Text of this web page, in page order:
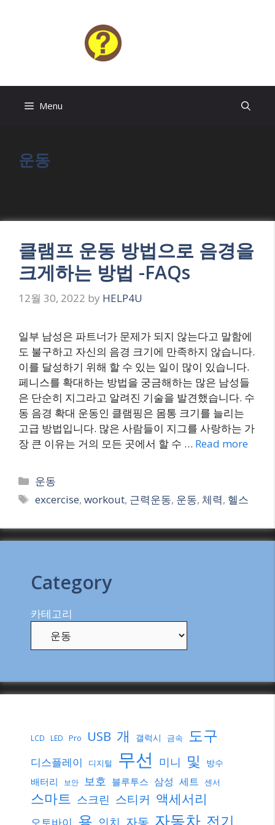
Menu
운동
클램프 운동 방법으로 음경을
크게하는 방법 -FAQs
12월 30, 2022 by HELP4U
일부 남성은 파트너가 문제가 되지 않는다고 말함에
도 불구하고 자신의 음경 크기에 만족하지 않습니다.
이를 달성하기 위해 할 수 있는 일이 많이 있습니다.
페니스를 확대하는 방법을 궁금해하는 많은 남성들
은 단순히 지그라고 알려진 기술을 발견했습니다. 수
동 음경 확대 운동인 클램핑은 몸통 크기를 늘리는
고급 방법입니다. 많은 사람들이 지그를 사랑하는 가
장 큰 이유는 거의 모든 곳에서 할 수 … Read more
Categories
운동
Tags
excercise,workout, 근력운동, 운동, 체력, 헬스
Category
카테고리
LCD LED Pro USB 개 갤럭시 금속 도구
디스플레이 디지털 무선 미니 및 방수
배터리 보안 보호 블루투스 삼성 세트 센서
스마트 스크린 스티커 액세서리
오토바이 용 인치 자동 자동차 전기